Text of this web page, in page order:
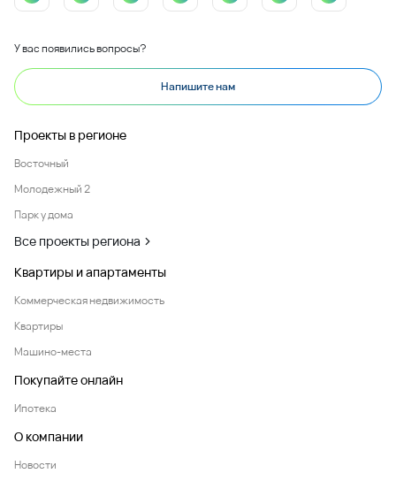
У вас появились вопросы?
Напишите нам
Проекты в регионе
Восточный
Молодежный 2
Парк у дома
Все проекты региона
Квартиры и апартаменты
Коммерческая недвижимость
Квартиры
Машино-места
Покупайте онлайн
Ипотека
О компании
Новости